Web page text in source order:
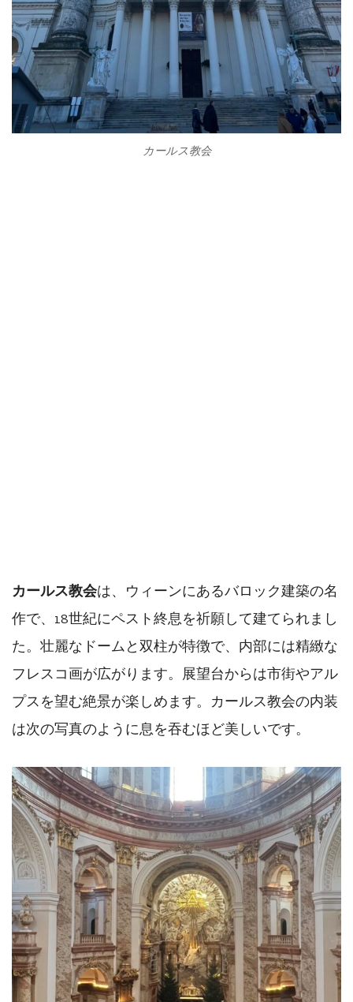
カールス教会
カールス教会は、ウィーンにあるバロック建築の名
作で、18世紀にペスト終息を祈願して建てられまし
た。壮麗なドームと双柱が特徴で、内部には精緻な
フレスコ画が広がります。展望台からは市街やアル
プスを望む絶景が楽しめます。カールス教会の内装
は次の写真のように息を吞むほど美しいです。